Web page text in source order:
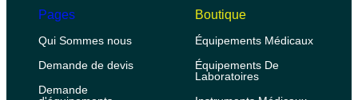
Pages
Qui Sommes nous
Demande de devis
Demande
Boutique
Équipements Médicaux
Équipements De
Laboratoires